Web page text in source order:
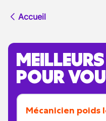
Accueil
POUR
Mécanicien poids